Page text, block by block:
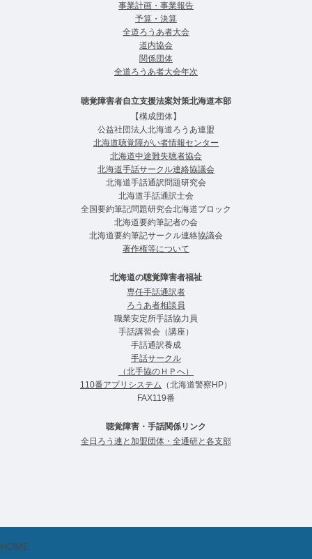
事業計画・事業報告
予算・決算
全道ろうあ者⼤会
道内協会
関係団体
全道ろうあ者大会年次
聴覚障害者自立支援法案対策北海道本部
【構成団体】
公益社団法人北海道ろうあ連盟
北海道聴覚障がい者情報センター
北海道中途難失聴者協会
北海道手話サークル連絡協議会
北海道手話通訳問題研究会
北海道手話通訳士会
全国要約筆記問題研究会北海道ブロック
北海道要約筆記者の会
北海道要約筆記サークル連絡協議会
著作権等について
北海道の聴覚障害者福祉
専任手話通訳者
ろうあ者相談員
職業安定所手話協力員
手話講習会（講座）
手話通訳養成
手話サークル
（北手協のＨＰへ）
110番アプリシステム （北海道警察HP）
FAX119番
聴覚障害・手話関係リンク
全日ろう連と加盟団体・全通研と各支部
HOME